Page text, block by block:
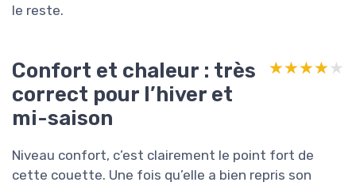
le reste.
Confort et chaleur : très
correct pour l’hiver et
mi-saison
★★★★★
★★★★★
Niveau confort, c’est clairement le point fort de
cette couette. Une fois qu’elle a bien repris son